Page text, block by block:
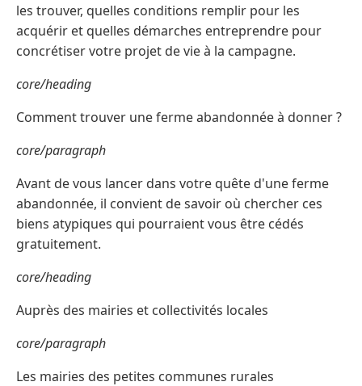
les trouver, quelles conditions remplir pour les
acquérir et quelles démarches entreprendre pour
concrétiser votre projet de vie à la campagne.
core/heading
Comment trouver une ferme abandonnée à donner ?
core/paragraph
Avant de vous lancer dans votre quête d'une ferme
abandonnée, il convient de savoir où chercher ces
biens atypiques qui pourraient vous être cédés
gratuitement.
core/heading
Auprès des mairies et collectivités locales
core/paragraph
Les mairies des petites communes rurales